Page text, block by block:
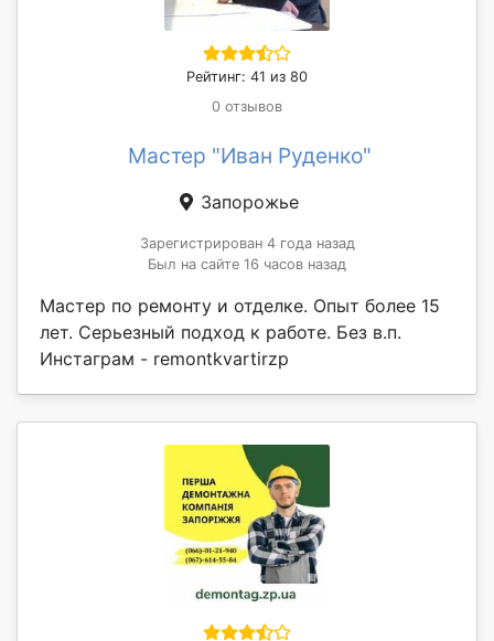
Рейтинг: 41 из 80
0 отзывов
Мастер "Иван Руденко"
Запорожье
Зарегистрирован 4 года назад
Был на сайте 16 часов назад
Мастер по ремонту и отделке. Опыт более 15
лет. Серьезный подход к работе. Без в.п.
Инстаграм - remontkvartirzp